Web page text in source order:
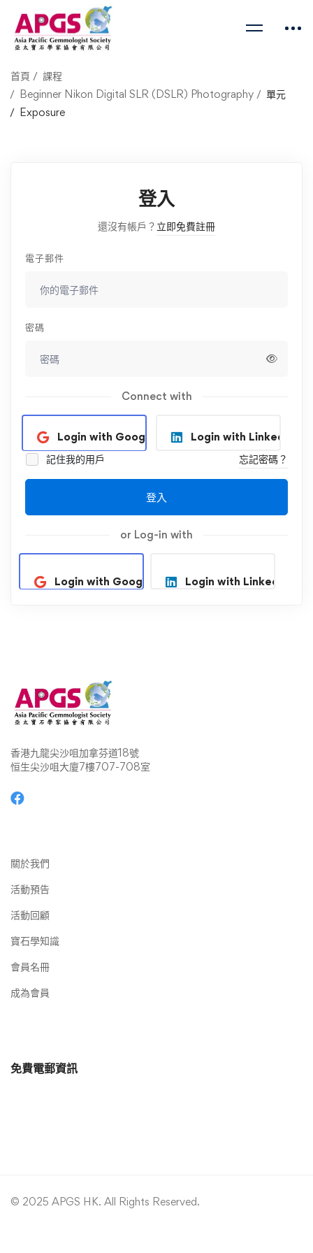
首頁
課程
Beginner Nikon Digital SLR (DSLR) Photography
單元
Exposure
登入
還沒有帳戶？ 立即免費註冊
電子郵件
密碼
Connect with
Login with Google
Login with Linkedin
記住我的用戶
忘記密碼？
登入
or Log-in with
Login with Google Login with Linkedin
香港九龍尖沙咀加拿芬道18號
恒生尖沙咀大廈7樓707-708室
關於我們
活動預告
活動回顧
寶石學知識
會員名冊
成為會員
免費電郵資訊
© 2025 APGS HK. All Rights Reserved.